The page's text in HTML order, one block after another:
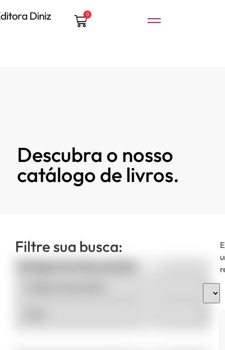
0
Descubra o nosso
catálogo de livros.
Filtre sua busca:
Categorias de produto